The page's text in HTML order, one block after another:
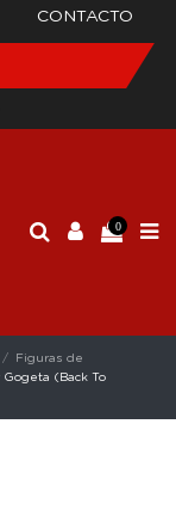
CONTACTO
0
Figuras de
(Back To